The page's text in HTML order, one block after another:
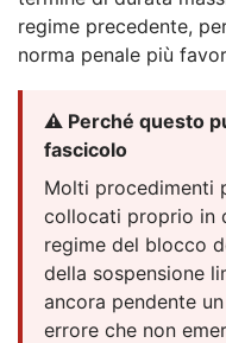
regime precedente,
norma penale più
⚠️ Perché questo
fascicolo
Molti procedimenti
collocati proprio in
regime del blocco
della sospensione
ancora pendente
errore che non